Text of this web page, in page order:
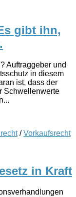
gibt ihn,
Auftraggeber und
in diesem
ist, dass der
Schwellenwerte
/Vorkaufsrecht
in Kraft